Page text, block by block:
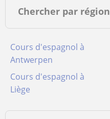
Chercher par région
Cours d'espagnol à
Antwerpen
Cours d'espagnol à
Liège